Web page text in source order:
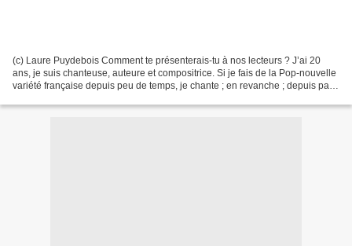
(c) Laure Puydebois Comment te présenterais-tu à nos lecteurs ? J’ai 20
ans, je suis chanteuse, auteure et compositrice. Si je fais de la Pop-nouvelle
variété française depuis peu de temps, je chante ; en revanche ; depuis pas